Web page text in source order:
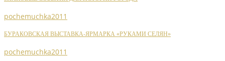
pochemuchka2011
БУРАКОВСКАЯ ВЫСТАВКА-ЯРМАРКА «РУКАМИ СЕЛЯН»
pochemuchka2011